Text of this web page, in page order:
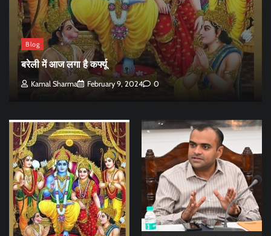
Blog
बरेली में आज लगा है कर्फ्यू
Kamal Sharma February 9, 2024 0